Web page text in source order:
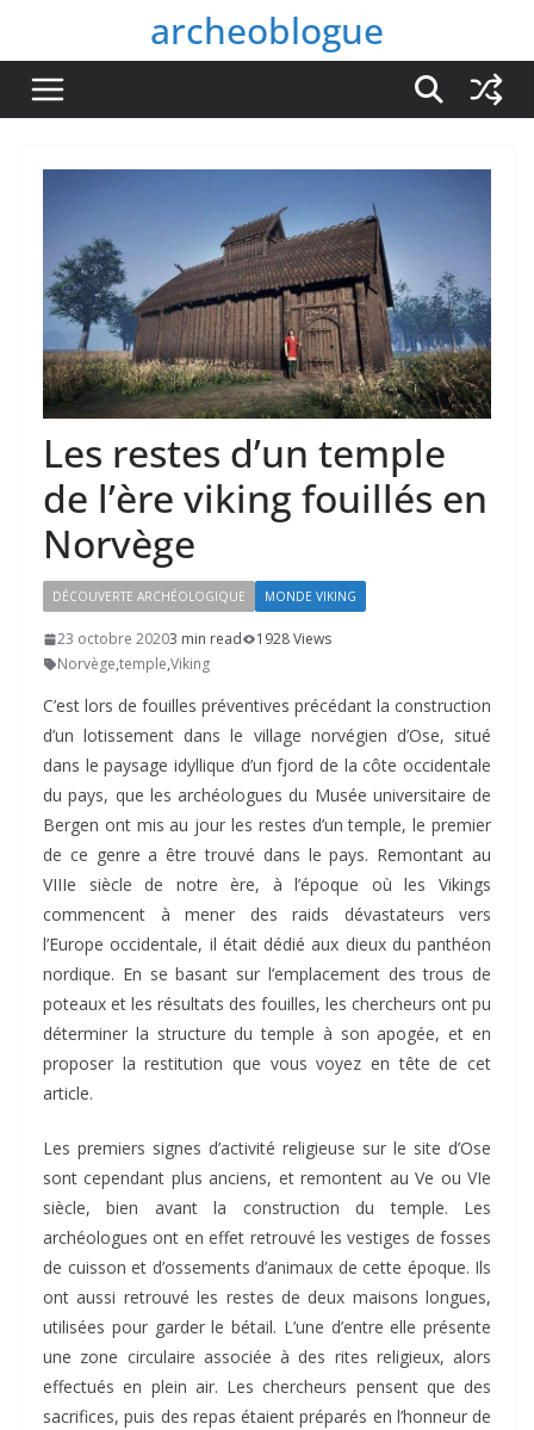
contenu
archeoblogue
Les restes d’un temple
de l’ère viking fouillés en
Norvège
DÉCOUVERTE ARCHÉOLOGIQUE MONDE VIKING
23 octobre 20203 min read
1928 Views
Norvège,temple,Viking
C’est lors de fouilles préventives précédant la construction
d’un lotissement dans le village norvégien d’Ose, situé
dans le paysage idyllique d’un fjord de la côte occidentale
du pays, que les archéologues du Musée universitaire de
Bergen ont mis au jour les restes d’un temple, le premier
de ce genre a être trouvé dans le pays. Remontant au
VIIIe siècle de notre ère, à l’époque où les Vikings
commencent à mener des raids dévastateurs vers
l’Europe occidentale, il était dédié aux dieux du panthéon
nordique. En se basant sur l’emplacement des trous de
poteaux et les résultats des fouilles, les chercheurs ont pu
déterminer la structure du temple à son apogée, et en
proposer la restitution que vous voyez en tête de cet
article.
Les premiers signes d’activité religieuse sur le site d’Ose
sont cependant plus anciens, et remontent au Ve ou VIe
siècle, bien avant la construction du temple. Les
archéologues ont en effet retrouvé les vestiges de fosses
de cuisson et d’ossements d’animaux de cette époque. Ils
ont aussi retrouvé les restes de deux maisons longues,
utilisées pour garder le bétail. L’une d’entre elle présente
une zone circulaire associée à des rites religieux, alors
effectués en plein air. Les chercheurs pensent que des
sacrifices, puis des repas étaient préparés en l’honneur de